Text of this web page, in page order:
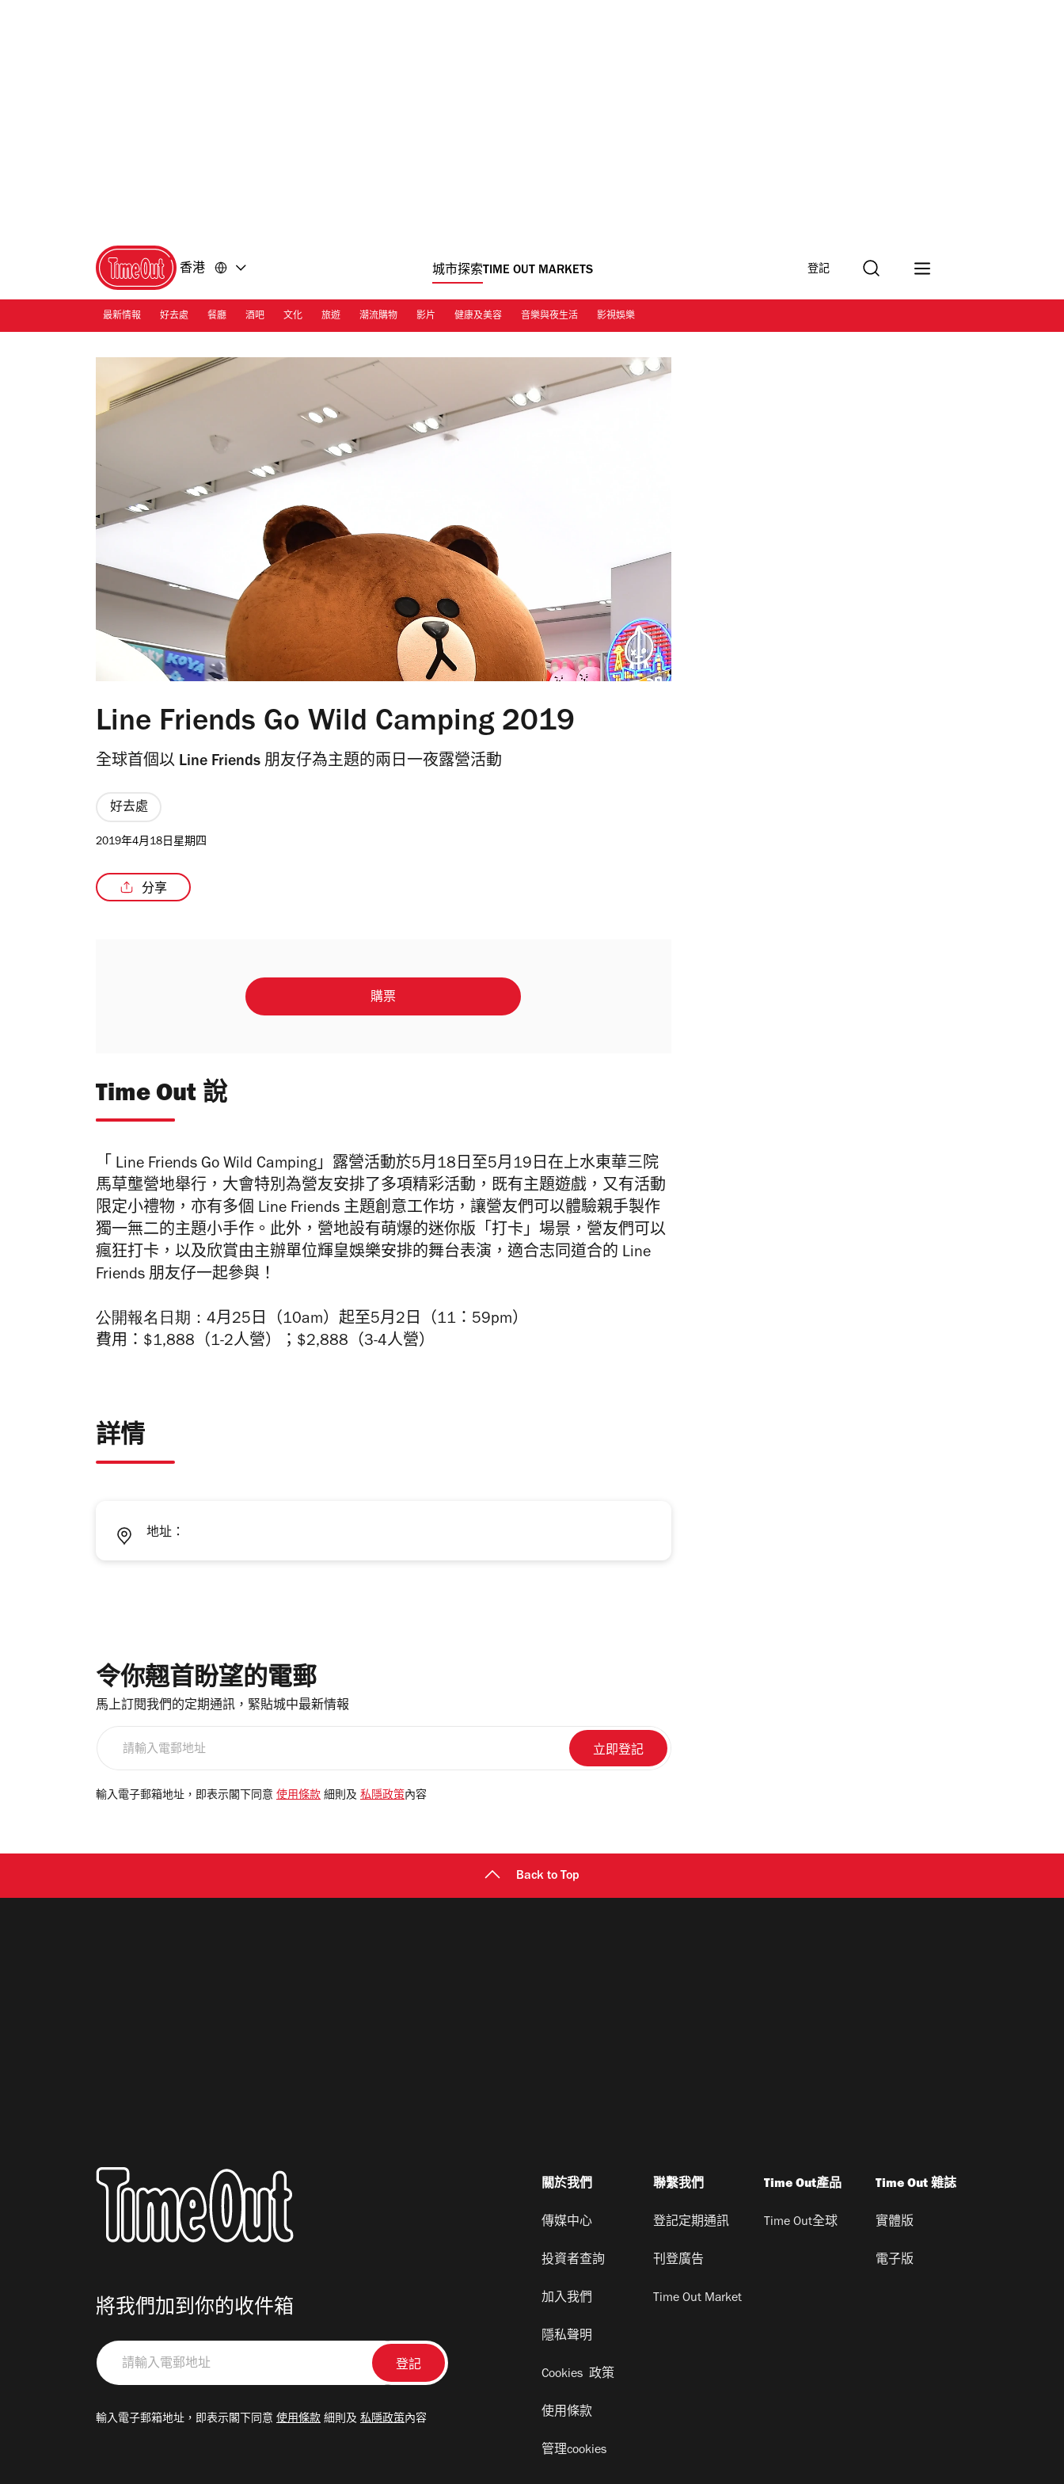
香港 城市探索TIME OUT MARKETS 登記
最新情報 好去處 餐廳 酒吧 文化 旅遊 潮流購物 影片 健康及美容 音樂與夜生活 影視娛樂
Line Friends Go Wild Camping 2019
全球首個以 Line Friends 朋友仔為主題的兩日一夜露營活動
好去處
2019年4月18日星期四
分享
購票
Time Out 說
「 Line Friends Go Wild Camping」 露營活動於5月 18 日至5月 19 日 在上水東華三院
馬草壟營地舉行， 大會特別為營友安排了多項精彩活動，既有主題遊戲， 又有活動
限定小禮物 ， 亦有 多個 Line Friends 主題創意工作坊， 讓營友們可以體驗親手製作
獨一無二的主題小手作 。 此外 ，營地設有萌爆的迷你版「打卡」 場景，營友們可以
瘋狂打卡，以及欣賞由主辦單位輝皇娛樂安排的舞台表演 ， 適合志同道合的 Line
Friends 朋友仔一起參與！
公開報名日期：4月 25 日（10am）起至5月 2 日（11 ： 59pm）
費用：$1,888（1-2人營）；$2,888（3-4人營）
詳情
地址：
令你翹首盼望的電郵
馬上訂閱我們的定期通訊，緊貼城中最新情報
電
輸入電子郵箱地址，即表示閣下同意 使用條款 細則及 私隱政策 內容
Back to Top
將我們加到你的收件箱
請
輸
郵
輸入電子郵箱地址，即表示閣下同意 使用條款 細則及 私隱政策內容
關於我們
傳媒中心
投資者查詢
加入我們
隱私聲明
Cookies 政策
使用條款
管理cookies
聯繫我們
登記定期通訊
刊登廣告
Time Out Market
Time Out產品
Time Out全球
Time Out 雜誌
實體版
電子版